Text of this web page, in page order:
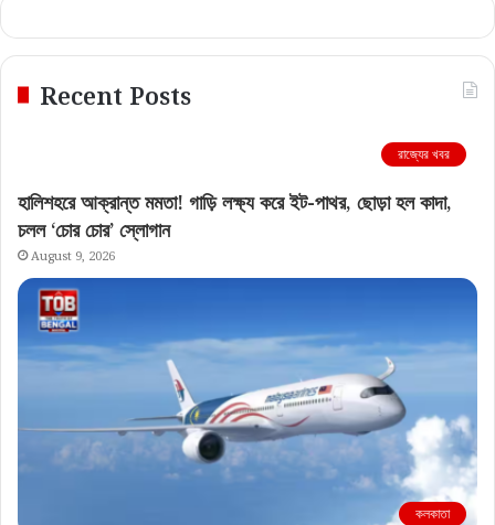
Recent Posts
রাজ্যের খবর
হালিশহরে আক্রান্ত মমতা! গাড়ি লক্ষ্য করে ইট-পাথর, ছোড়া হল কাদা,
চলল ‘চোর চোর’ স্লোগান
August 9, 2026
কলকাতা